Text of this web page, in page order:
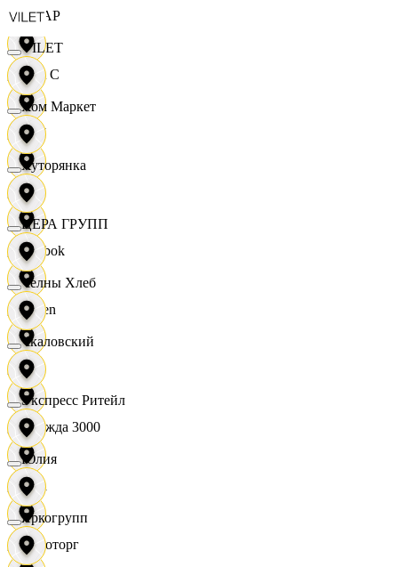
СПАР
M A C
OBI
RE
Reebok
Seven
XC
Одежда 3000
Zara
Агроторг
VILET
Хом Маркет
Хуторянка
ЦЕРА ГРУПП
Челны Хлеб
Чкаловский
Экспресс Ритейл
Юлия
Яркогрупп